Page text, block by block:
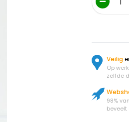
Veilig
Op
zelfde
98%
beveelt